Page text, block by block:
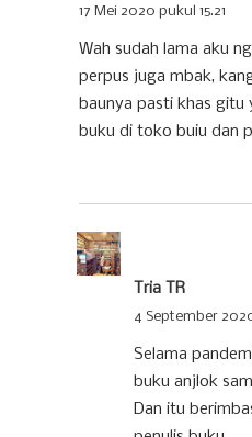
17 Mei 2020 pukul 15.21
Wah sudah lama aku
perpus juga mbak,
baunya pasti khas gitu
buku di toko buiu dan
Tria TR
4 September
Selama
buku anjlok
Dan itu